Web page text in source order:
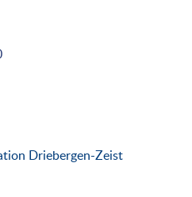
Driebergen-Zeist